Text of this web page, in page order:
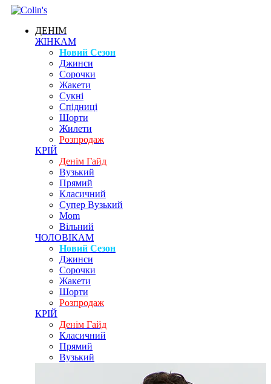
ДЕНІМ
ЖІНКАМ
Новий Сезон
Джинси
Сорочки
Жакети
Сукні
Спідниці
Шорти
Жилети
Розпродаж
КРІЙ
Денім Гайд
Вузький
Прямий
Класичний
Супер Вузький
Mom
Вільний
ЧОЛОВІКАМ
Новий Сезон
Джинси
Сорочки
Жакети
Шорти
Розпродаж
КРІЙ
Денім Гайд
Класичний
Прямий
Вузький